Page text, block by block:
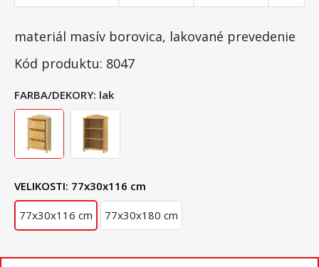
materiál masív borovica, lakované prevedenie
Kód produktu: 8047
FARBA/DEKORY: lak
VELIKOSTI: 77x30x116 cm
77x30x116 cm 77x30x180 cm